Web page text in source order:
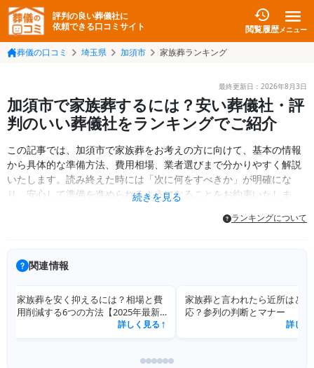
評判の良い葬儀社に
依頼できる口コミサイト
閲覧履歴メニュー
葬儀の口コミ 埼玉県 加須市 家族葬ランキング
最終更新日： 2026年8月3日
加須市で家族葬するには？安い葬儀社・評
判のいい葬儀社をランキングでご紹介
この記事では、加須市で家族葬をお考えの方に向けて、基本の情報
から具体的な準備方法、費用相場、業者選びまで分かりやすく解説
いたします。読み終えた時には「次に何をすべきか」が明確にな
り、安心して準備を進められるようになることをお約束いたしま
続きを見る
ランキングについて
関連情報
家族葬と言われたら近所はどう対
応？参列の判断とマナー
詳しく見る↗
家族葬の服装・マナーを完全解
詳しく